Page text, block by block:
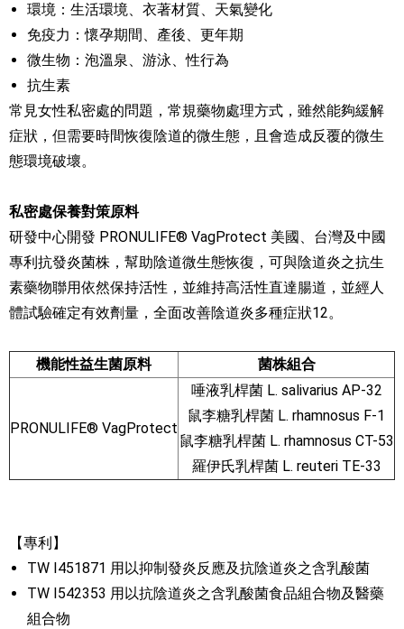
環境：生活環境、衣著材質、天氣變化
免疫力：懷孕期間、產後、更年期
微生物：泡溫泉、游泳、性行為
抗生素
常見女性私密處的問題，常規藥物處理方式，雖然能夠緩解
症狀，但需要時間恢復陰道的微生態，且會造成反覆的微生
態環境破壞。
私密處保養對策原料
研發中心開發 PRONULIFE® VagProtect 美國、台灣及中國
專利抗發炎菌株，幫助陰道微生態恢復，可與陰道炎之抗生
素藥物聯用依然保持活性，並維持高活性直達腸道，並經人
體試驗確定有效劑量，全面改善陰道炎多種症狀12。
機能性益生菌原料 菌株組合
PRONULIFE® VagProtect
唾液乳桿菌 L. salivarius AP-32
鼠李糖乳桿菌 L. rhamnosus F-1
鼠李糖乳桿菌 L. rhamnosus CT-53
羅伊氏乳桿菌 L. reuteri TE-33
【專利】
TW I451871 用以抑制發炎反應及抗陰道炎之含乳酸菌
TW I542353 用以抗陰道炎之含乳酸菌食品組合物及醫藥
組合物